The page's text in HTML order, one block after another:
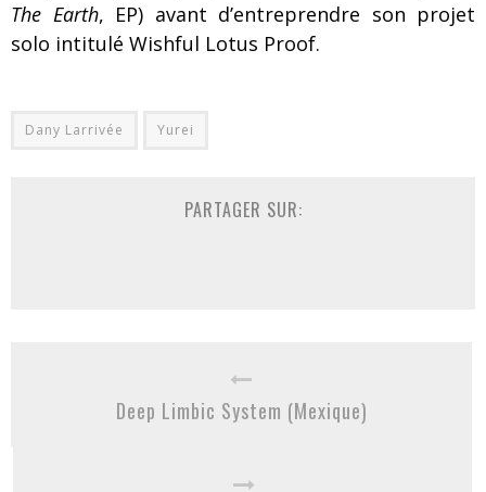
The Earth, EP) avant d’entreprendre son projet
solo intitulé Wishful Lotus Proof.
Dany Larrivée Yurei
PARTAGER SUR:
Deep Limbic System (Mexique)